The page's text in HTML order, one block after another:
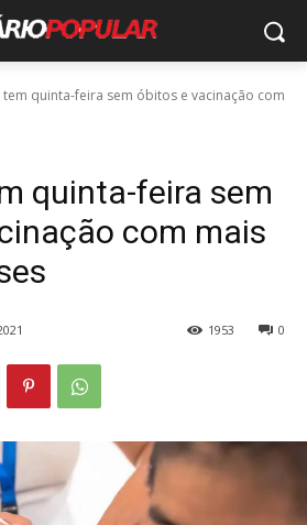
tem quinta-feira sem óbitos e vacinação com
quinta-feira sem
com mais
0
1953